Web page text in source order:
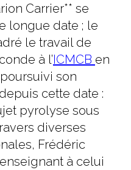
Carrier** se
longue date ; le
le travail de
à l’ICMCB en
son
cette date :
pyrolyse sous
diverses
Frédéric
à celui